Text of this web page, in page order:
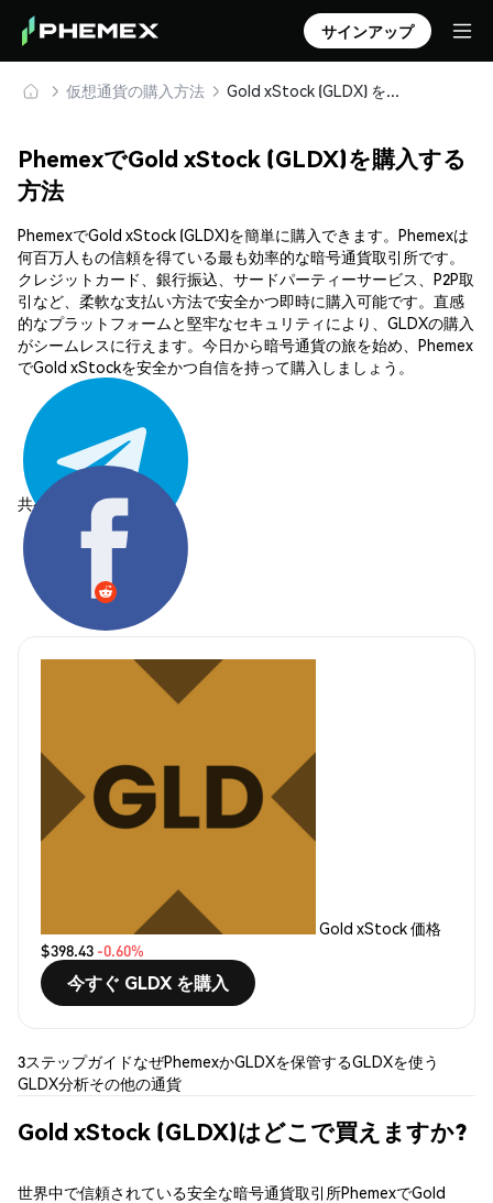
サインアップ
仮想通貨の購入方法 Gold xStock (GLDX) を安全に購入・保管
PhemexでGold xStock (GLDX)を購入する
方法
PhemexでGold xStock (GLDX)を簡単に購入できます。Phemexは
何百万人もの信頼を得ている最も効率的な暗号通貨取引所です。
クレジットカード、銀行振込、サードパーティーサービス、P2P取
引など、柔軟な支払い方法で安全かつ即時に購入可能です。直感
的なプラットフォームと堅牢なセキュリティにより、GLDXの購入
がシームレスに行えます。今日から暗号通貨の旅を始め、Phemex
でGold xStockを安全かつ自信を持って購入しましょう。
共有する:
Gold xStock 価格
$398.43 -0.60%
今すぐ GLDX を購入
3ステップガイドなぜPhemexかGLDXを保管するGLDXを使う
GLDX分析その他の通貨
Gold xStock (GLDX)はどこで買えますか?
世界中で信頼されている安全な暗号通貨取引所PhemexでGold